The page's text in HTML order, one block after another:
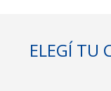
ELEGÍ TU